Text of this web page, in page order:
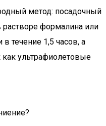
метод: посадочный
формалина или
течение 1,5 часов, а
как ультрафиолетовые